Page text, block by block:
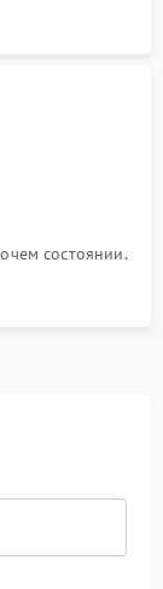
состоянии.